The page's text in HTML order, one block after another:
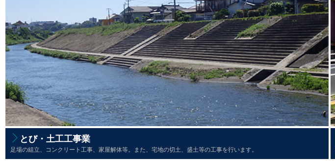
とび・土工工事業
足場の組立、コンクリート工事、家屋解体等。また、宅地の切土、盛土等の工事を行います。